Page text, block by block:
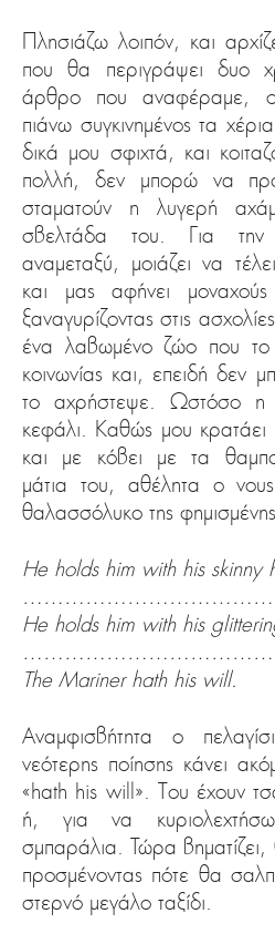
Πλησιάζω λοιπόν, και
που θα περιγράψει δυο
άρθρο που αναφέραμε,
πιάνω συγκινημένος τα
δικά μου σφιχτά, και
πολλή, δεν μπορώ να
σταματούν η λυγερή
σβελτάδα του. Για
αναμεταξύ, μοιάζει να
και μας αφήνει
ξαναγυρίζοντας στις
ένα λαβωμένο ζώο που το
κοινωνίας και, επειδή δεν
το αχρήστεψε. Ωστόσο η
κεφάλι. Καθώς μου κρατάει
και με κόβει με τα
μάτια του, αθέλητα ο
θαλασσόλυκο της
He holds him with his skinny
He holds him with his
The Mariner hath his will.
Αναμφισβήτητα ο
νεότερης ποίησης κάνει
«hath his will». Του έχουν
ή, για να
σμπαράλια. Τώρα
προσμένοντας πότε θα
στερνό μεγάλο ταξίδι.